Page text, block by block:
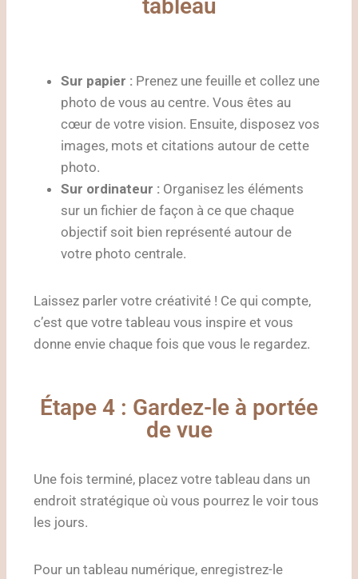
tableau
Sur papier : Prenez une feuille et collez une
photo de vous au centre. Vous êtes au
cœur de votre vision. Ensuite, disposez vos
images, mots et citations autour de cette
photo.
Sur ordinateur : Organisez les éléments
sur un fichier de façon à ce que chaque
objectif soit bien représenté autour de
votre photo centrale.
Laissez parler votre créativité ! Ce qui compte,
c’est que votre tableau vous inspire et vous
donne envie chaque fois que vous le regardez.
Étape 4 : Gardez-le à portée
de vue
Une fois terminé, placez votre tableau dans un
endroit stratégique où vous pourrez le voir tous
les jours.
Pour un tableau numérique, enregistrez-le